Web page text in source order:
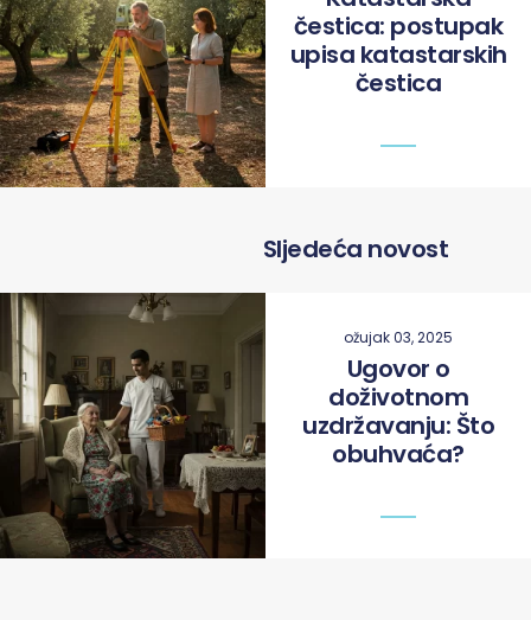
čestica: postupak
upisa katastarskih
čestica
Sljedeća novost
ožujak 03, 2025
Ugovor o
doživotnom
uzdržavanju: Što
obuhvaća?